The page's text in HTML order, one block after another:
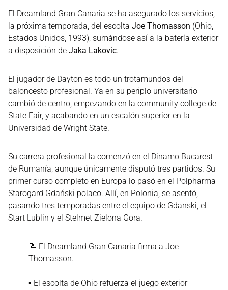
El Dreamland Gran Canaria se ha asegurado los servicios,
la próxima temporada, del escolta Joe Thomasson (Ohio,
Estados Unidos, 1993), sumándose así a la batería exterior
a disposición de Jaka Lakovic.
El jugador de Dayton es todo un trotamundos del
baloncesto profesional. Ya en su periplo universitario
cambió de centro, empezando en la community college de
State Fair, y acabando en un escalón superior en la
Universidad de Wright State.
Su carrera profesional la comenzó en el Dinamo Bucarest
de Rumanía, aunque únicamente disputó tres partidos. Su
primer curso completo en Europa lo pasó en el Polpharma
Starogard Gdański polaco. Allí, en Polonia, se asentó,
pasando tres temporadas entre el equipo de Gdanski, el
Start Lublin y el Stelmet Zielona Gora.
📝 El Dreamland Gran Canaria firma a Joe
Thomasson.
▪ El escolta de Ohio refuerza el juego exterior